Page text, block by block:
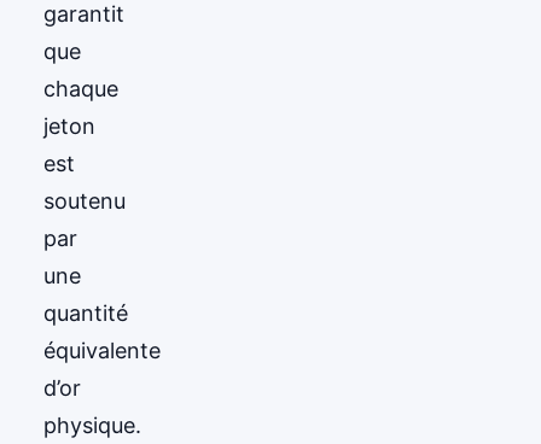
garantit
que
chaque
jeton
est
soutenu
par
une
quantité
équivalente
d’or
physique.